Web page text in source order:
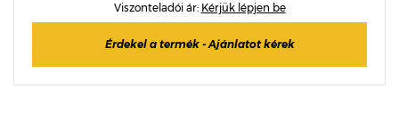
Viszonteladói ár: Kérjük lépjen be
Érdekel a termék - Ajánlatot kérek